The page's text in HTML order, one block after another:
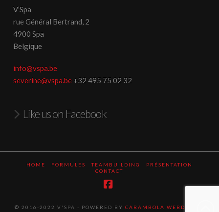
V’Spa
rue Général Bertrand, 2
4900 Spa
Belgique
info@vspa.be
severine@vspa.be+32 495 75 02 32
Like us on Facebook
HOME FORMULES TEAMBUILDING
PRÉSENTATION
CONTACT
© 2016-2022 V'SPA - POWERED BY CARAMBOLA WEBDESIGN